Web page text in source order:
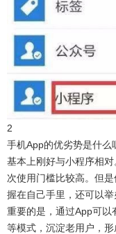
2
手机App的优劣势是什么
基本上刚好与小程序相
次使用门槛比较高。但
握在自己手里，还可以
重要的是，通过App可以
等模式，沉淀老用户，